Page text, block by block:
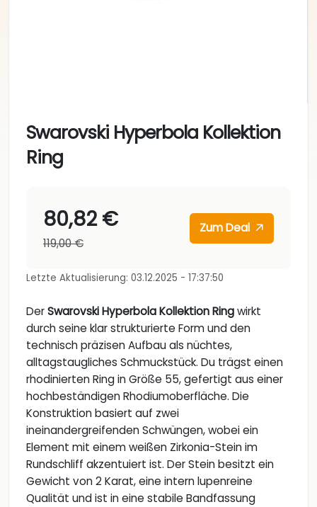
Swarovski Hyperbola Kollektion
Ring
80,82 €
119,00 €
Zum Deal
Letzte Aktualisierung: 03.12.2025 - 17:37:50
DerSwarovski Hyperbola Kollektion Ringwirkt
durch seine klar strukturierte Form und den
technisch präzisen Aufbau als nüchtes,
alltagstaugliches Schmuckstück. Du trägst einen
rhodinierten Ring in Größe 55, gefertigt aus einer
hochbeständigen Rhodiumoberfläche. Die
Konstruktion basiert auf zwei
ineinandergreifenden Schwüngen, wobei ein
Element mit einem weißen Zirkonia-Stein im
Rundschliff akzentuiert ist. Der Stein besitzt ein
Gewicht von 2 Karat, eine intern lupenreine
Qualität und ist in eine stabile Bandfassung